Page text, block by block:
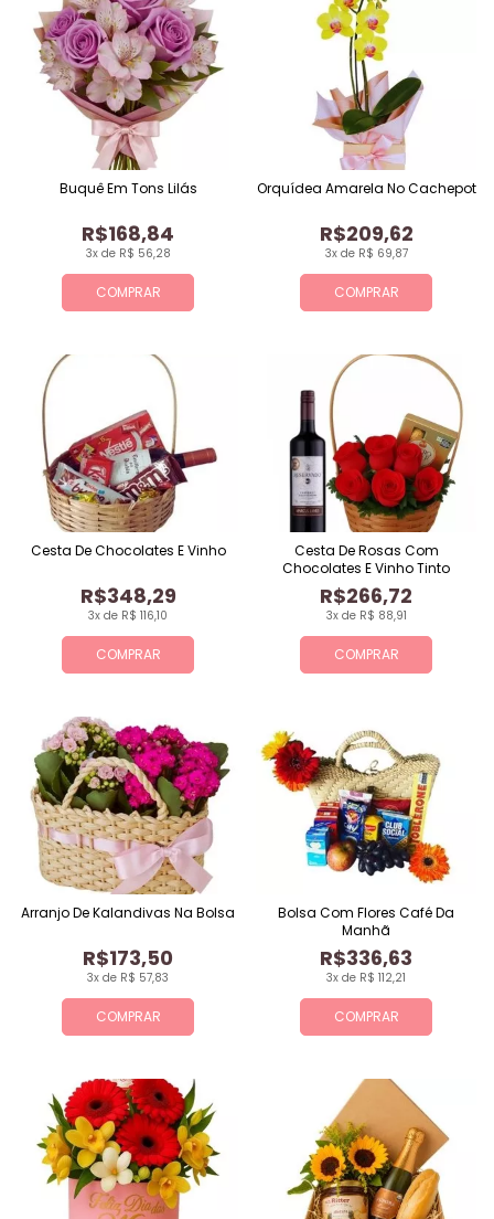
COMPRAR
3x de R$ 56,28
R$168,84
Buquê Em Tons Lilás
COMPRAR
3x de R$ 69,87
R$209,62
Orquídea Amarela No Cachepot
COMPRAR
3x de R$ 116,10
R$348,29
Cesta De Chocolates E Vinho
COMPRAR
3x de R$ 88,91
R$266,72
Cesta De Rosas Com
Chocolates E Vinho Tinto
COMPRAR
3x de R$ 57,83
R$173,50
Arranjo De Kalandivas Na Bolsa
COMPRAR
3x de R$ 112,21
R$336,63
Bolsa Com Flores Café Da
Manhã